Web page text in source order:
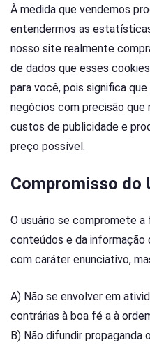
À medida que vendemos
entendermos as
nosso site realmente
de dados que esses
para você, pois significa
negócios com precisão que
custos de publicidade e
preço possível.
Compromisso do
O usuário se compromete
conteúdos e da informação
com caráter enunciativo,
A) Não se envolver em
contrárias à boa fé a à
B) Não difundir propaganda